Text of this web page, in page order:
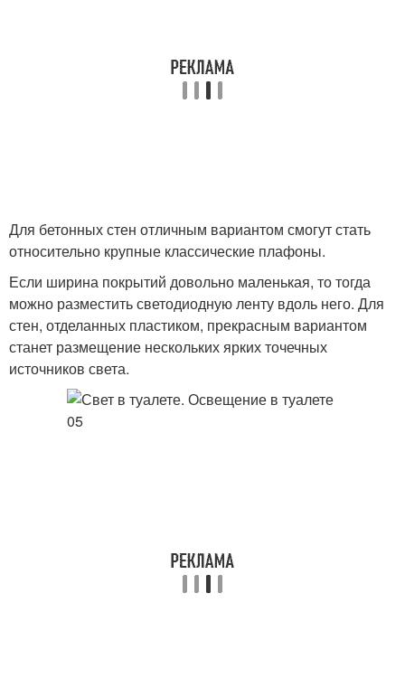
Для бетонных стен отличным вариантом смогут стать
относительно крупные классические плафоны.
Если ширина покрытий довольно маленькая, то тогда
можно разместить светодиодную ленту вдоль него. Для
стен, отделанных пластиком, прекрасным вариантом
станет размещение нескольких ярких точечных
источников света.